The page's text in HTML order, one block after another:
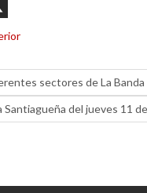
sectores de La Banda
del jueves 11